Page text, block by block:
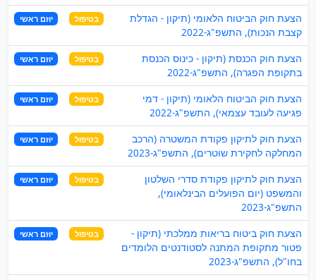
הצעת חוק הביטוח הלאומי (תיקון - הגדלת
קצבת הנכות), התשפ"ג-2022
בטיפול יוזם ראשי
הצעת חוק הכנסת (תיקון - כינוס הכנסת
בתקופת הפגרה), התשפ"ג-2022
בטיפול יוזם ראשי
הצעת חוק הביטוח הלאומי (תיקון - דמי
פגיעה לעובד עצמאי), התשפ"ג-2022
בטיפול יוזם ראשי
הצעת חוק לתיקון פקודת המשטרה (הרכב
המחלקה לחקירת שוטרים), התשפ"ג-2023
בטיפול יוזם ראשי
הצעת חוק לתיקון פקודת סדרי השלטון
והמשפט (יום הפועלים הבינלאומי),
התשפ"ג-2023
בטיפול יוזם ראשי
הצעת חוק ביטוח בריאות ממלכתי (תיקון -
פטור מתקופת המתנה לסטודנטים הלומדים
בחו"ל), התשפ"ג-2023
בטיפול יוזם ראשי